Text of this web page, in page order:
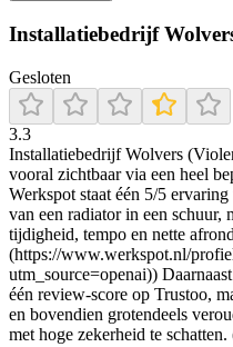
Installatiebedrijf
Gesloten
3.3
Installatiebedrijf Wolvers
vooral zichtbaar via een heel
Werkspot staat één 5/5
van een radiator in een schuur,
tijdigheid, tempo en nette
(https://www.werkspot.nl/
utm_source=openai))
één review-score op Trustoo,
en bovendien grotendeels
met hoge zekerheid te